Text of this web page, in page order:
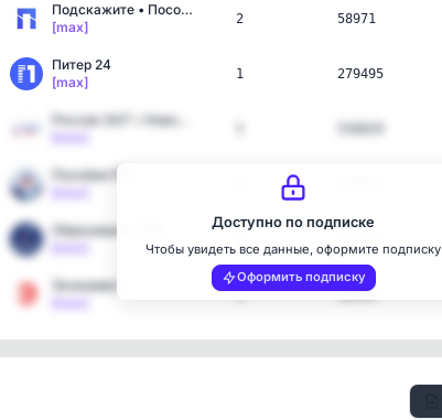
Подскажите • Пособия и Л…
[max]
2 58971
Питер 24
[max]
1 279495
Пособия РФ
Образование РФ
Экономист
3 38504
Доступно по подписке
Чтобы увидеть все данные, оформите подписку
Оформить подписку